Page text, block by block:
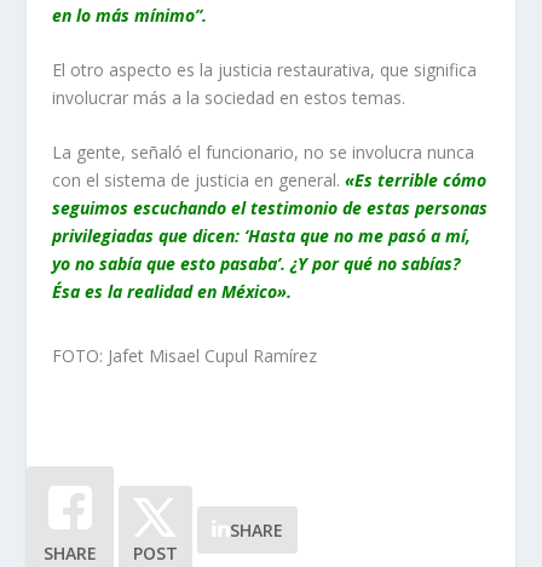
en lo más mínimo”.
El otro aspecto es la justicia restaurativa, que significa
involucrar más a la sociedad en estos temas.
La gente, señaló el funcionario, no se involucra nunca
con el sistema de justicia en general. «Es terrible cómo
seguimos escuchando el testimonio de estas personas
privilegiadas que dicen: ‘Hasta que no me pasó a mí,
yo no sabía que esto pasaba’. ¿Y por qué no sabías?
Ésa es la realidad en México».
FOTO: Jafet Misael Cupul Ramírez
SHARE POST
SHARE